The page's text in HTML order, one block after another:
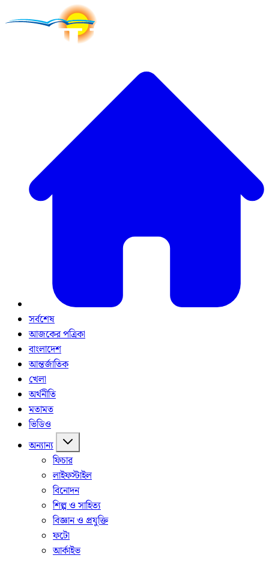
সর্বশেষ
আজকের পত্রিকা
বাংলাদেশ
আন্তর্জাতিক
খেলা
অর্থনীতি
মতামত
ভিডিও
অন্যান্য
ফিচার
লাইফস্টাইল
বিনোদন
শিল্প ও সাহিত্য
বিজ্ঞান ও প্রযুক্তি
ফটো
আর্কাইভ